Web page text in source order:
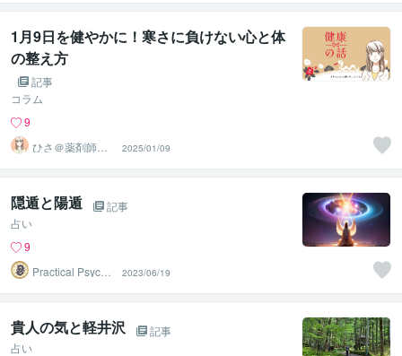
1月9日を健やかに！寒さに負けない心と体
の整え方
記事
コラム
9
ひさ＠薬剤師＆
国際薬膳師
2025/01/09
隠遁と陽遁
記事
占い
9
Practical Psycho
2023/06/19
貴人の気と軽井沢
記事
占い